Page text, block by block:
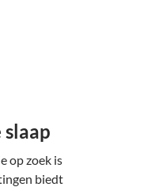
op zoek is
biedt